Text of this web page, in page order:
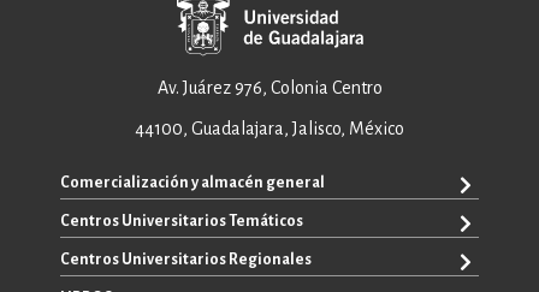
Av. Juárez 976, Colonia Centro
44100, Guadalajara, Jalisco, México
Comercialización y almacén general
+52 33 3640 6326
+52 33 3640 4595
Centros Universitarios Temáticos
CUAAD
Centros Universitarios Regionales